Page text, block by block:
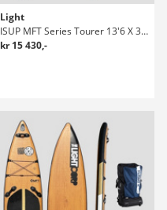
Light
ISUP MFT Series Tourer 13'6 X 30" SUP Set
kr 15 430,-